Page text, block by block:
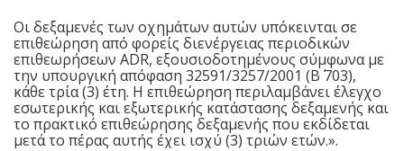
Οι δεξαμενές των οχημάτων αυτών υπόκεινται σε
επιθεώρηση από φορείς διενέργειας περιοδικών
επιθεωρήσεων ADR, εξουσιοδοτημένους σύμφωνα με
την υπουργική απόφαση 32591/3257/2001 (Β΄ 703),
κάθε τρία (3) έτη. Η επιθεώρηση περιλαμβάνει έλεγχο
εσωτερικής και εξωτερικής κατάστασης δεξαμενής και
το πρακτικό επιθεώρησης δεξαμενής που εκδίδεται
μετά το πέρας αυτής έχει ισχύ (3) τριών ετών.».